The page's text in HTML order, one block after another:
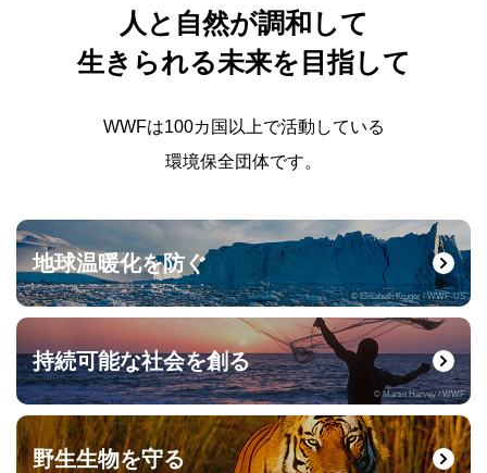
人と自然が調和して
生きられる未来を目指して
WWFは100カ国以上で活動している
環境保全団体です。
地球温暖化を防ぐ
© Elisabeth Kruger / WWF-US
持続可能な社会を創る
© Martin Harvey / WWF
野生生物を守る